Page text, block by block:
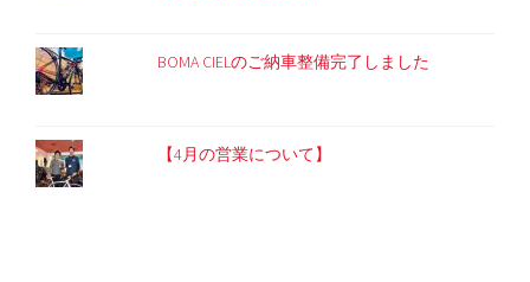
BOMA CIELのご納車整備完了しました
【4月の営業について】